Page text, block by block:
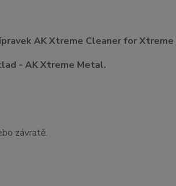
AK Xtreme Cleaner for Xtreme
- AK Xtreme Metal.
závratě.